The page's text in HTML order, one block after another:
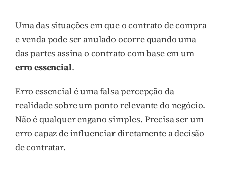
Uma das situações em que o contrato de compra
e venda pode ser anulado ocorre quando uma
das partes assina o contrato com base em um
erro essencial.
Erro essencial é uma falsa percepção da
realidade sobre um ponto relevante do negócio.
Não é qualquer engano simples. Precisa ser um
erro capaz de influenciar diretamente a decisão
de contratar.